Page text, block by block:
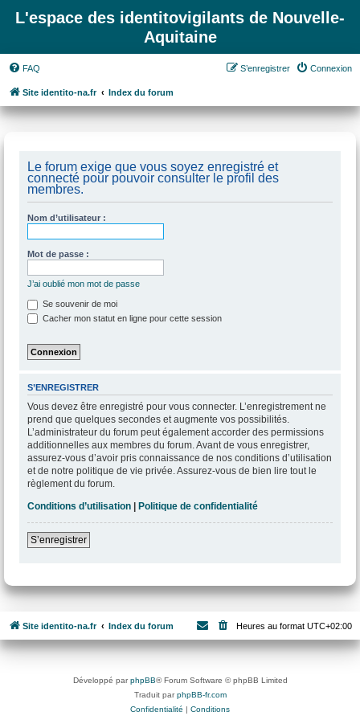
L'espace des identitovigilants de Nouvelle-
Aquitaine
FAQ Connexion
S’enregistrer
Site identito-na.fr Index du forum
Le forum exige que vous soyez enregistré et
connecté pour pouvoir consulter le profil des
membres.
Nom d’utilisateur :
Mot de passe :
J’ai oublié mon mot de passe
Se souvenir de moi
Cacher mon statut en ligne pour cette session
S’ENREGISTRER
Vous devez être enregistré pour vous connecter. L’enregistrement ne
prend que quelques secondes et augmente vos possibilités.
L’administrateur du forum peut également accorder des permissions
additionnelles aux membres du forum. Avant de vous enregistrer,
assurez-vous d’avoir pris connaissance de nos conditions d’utilisation
et de notre politique de vie privée. Assurez-vous de bien lire tout le
règlement du forum.
Conditions d’utilisation | Politique de confidentialité
S’enregistrer
Site identito-na.fr Index du forum Heures au format UTC+02:00
Développé parphpBB® Forum Software © phpBB Limited
Traduit parphpBB-fr.com
Confidentialité | Conditions